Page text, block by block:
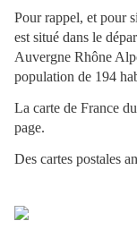
Pour rappel, et pour
est situé dans le
Auvergne Rhône
population de 194
La carte de France
page.
Des cartes postales